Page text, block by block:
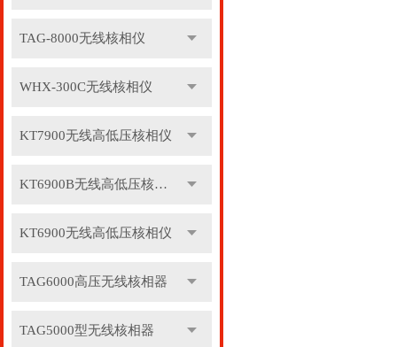
TAG-8000无线核相仪
WHX-300C无线核相仪
KT7900无线高低压核相仪
KT6900B无线高低压核相仪
KT6900无线高低压核相仪
TAG6000高压无线核相器
TAG5000型无线核相器